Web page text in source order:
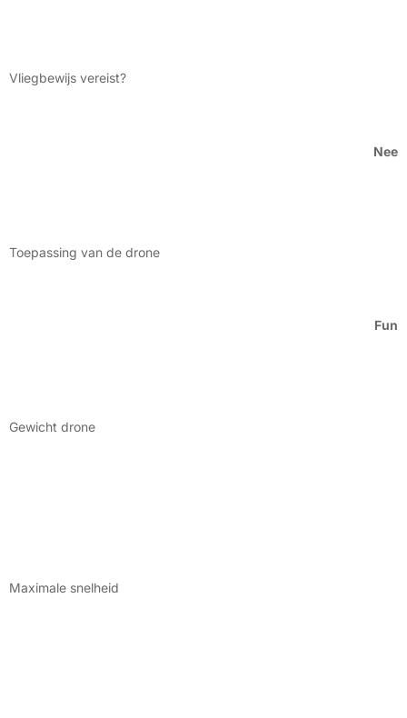
Vliegbewijs vereist?
Nee
Toepassing van de drone
Fun
Gewicht drone
Maximale snelheid